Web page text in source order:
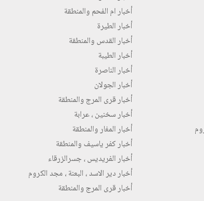
أخبار ام الفحم والمنطقة
أخبار الطيرة
أخبار القدس والمنطقة
أخبار الطيبة
أخبار الناصرة
أخبار الجولان
أخبار قرى المرج والمنطقة
أخبار سخنين ، عرابة
أخبار المغار والمنطقة
أخبار كفر ياسيف والمنطقة
أخبار الفريديس ، جسرالزرقاء
أخبار دير الاسد ، البعنة ، مجد الكروم
أخبار قرى المرج والمنطقة